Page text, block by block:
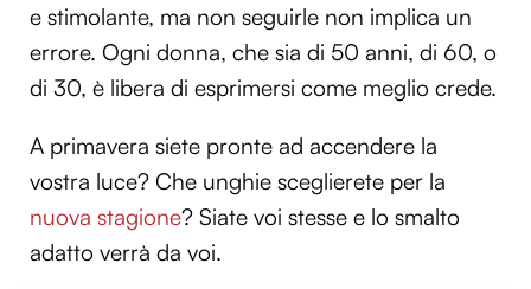
e stimolante, ma non seguirle non implica un
errore. Ogni donna, che sia di 50 anni, di 60, o
di 30, è libera di esprimersi come meglio crede.
A primavera siete pronte ad accendere la
vostra luce? Che unghie sceglierete per la
nuova stagione? Siate voi stesse e lo smalto
adatto verrà da voi.